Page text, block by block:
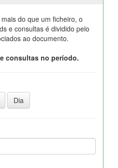
do que um ficheiro, o
e consultas é dividido pelo
ao documento.
consultas no período.
Dia